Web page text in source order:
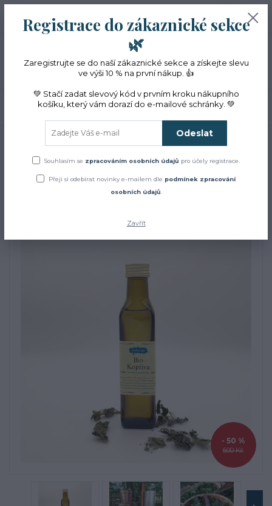
Menu
CZK
Hledat
(Po-Pá, 10-16 hod.)
0ks
0 Kč
ZACHRAŇTE BYLINKY! Květová voda z BIO kopřivy VÝPRODEJ
Květová voda z BIO kopřivy
VÝPRODEJ
600 Kč
- 50 %
Registrace do zákaznické sekce
🌿
Zaregistrujte se do naší zákaznické sekce a získejte slevu
ve výši 10 % na první nákup. 👍
💚 Stačí zadat slevový kód v prvním kroku nákupního
košíku, který vám dorazí do e-mailové schránky. 💚
Odeslat
Souhlasím se zpracováním osobních údajů pro účely registrace.
Přeji si odebírat novinky e-mailem dle podmínek zpracování
osobních údajů
Zavřít